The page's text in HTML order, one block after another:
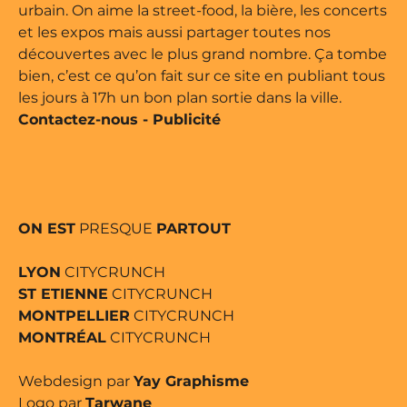
urbain. On aime la street-food, la bière, les concerts
et les expos mais aussi partager toutes nos
découvertes avec le plus grand nombre. Ça tombe
bien, c’est ce qu’on fait sur ce site en publiant tous
les jours à 17h un bon plan sortie dans la ville.
Contactez-nous - Publicité
ON EST PRESQUE PARTOUT
LYON CITYCRUNCH
ST ETIENNE CITYCRUNCH
MONTPELLIER CITYCRUNCH
MONTRÉAL CITYCRUNCH
Webdesign par Yay Graphisme
Logo par Tarwane